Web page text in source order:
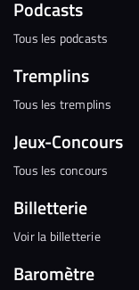
Podcasts
Tous les podcasts
Tremplins
Tous les tremplins
Jeux-Concours
Tous les concours
Billetterie
Voir la billetterie
Baromètre